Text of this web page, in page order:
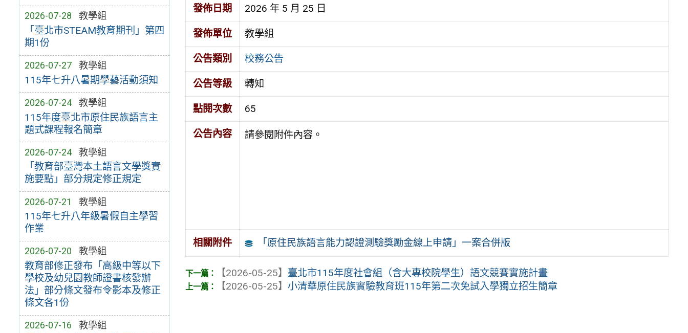
2026-07-28 教學組
「臺北市STEAM教育期刊」第四
期1份
2026-07-27 教學組
115年七升八暑期學藝活動須知
2026-07-24 教學組
115年度臺北市原住民族語言主
題式課程報名簡章
2026-07-24 教學組
「教育部臺灣本土語言文學獎實
施要點」部分規定修正規定
2026-07-21 教學組
115年七升八年級暑假自主學習
作業
2026-07-20 教學組
教育部修正發布「高級中等以下
學校及幼兒園教師證書核發辦
法」部分條文發布令影本及修正
條文各1份
2026-07-16 教學組
發佈日期 2026 年 5 月 25 日
發佈單位 教學組
公告類別 校務公告
公告等級 轉知
點閱次數 65
公告內容 請參閱附件內容。
相關附件 「原住民族語言能力認證測驗獎勵金線上申請」一案合併版
【2026-05-25】 臺北市115年度社會組（含大專校院學生）語文競賽實施計畫
【2026-05-25】小清華原住民族實驗教育班115年第二次免試入學獨立招生簡章